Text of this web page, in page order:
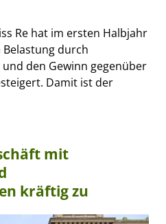
Re hat im ersten Halbjahr
durch
den Gewinn gegenüber
Damit ist der
mit
kräftig zu